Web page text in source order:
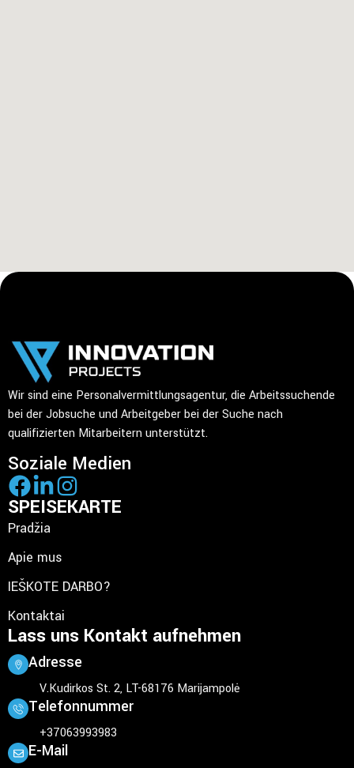
Wir sind eine Personalvermittlungsagentur, die Arbeitssuchende
bei der Jobsuche und Arbeitgeber bei der Suche nach
qualifizierten Mitarbeitern unterstützt.
Soziale Medien
SPEISEKARTE
Pradžia
Apie mus
IEŠKOTE DARBO?
Kontaktai
Lass uns Kontakt aufnehmen
Adresse
V.Kudirkos St. 2, LT-68176 Marijampolė
Telefonnummer
+37063993983
E-Mail